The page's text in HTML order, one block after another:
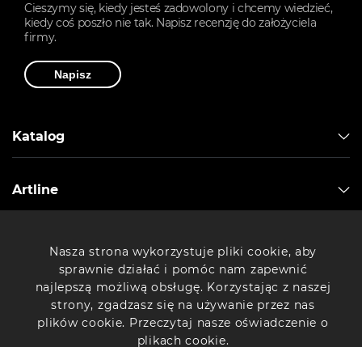
Cieszymy się, kiedy jesteś zadowolony i chcemy wiedzieć,
kiedy coś poszło nie tak. Napisz recenzję do założyciela
firmy.
Napisz
Katalog
Artline
Drukarki 3D
Komputery Artline
Nasza strona wykorzystuje pliki cookie, aby
sprawnie działać i pomóc nam zapewnić
najlepszą możliwą obsługę. Korzystając z naszej
strony, zgadzasz się na używanie przez nas
plików cookie. Przeczytaj nasze oświadczenie o
plikach cookie.